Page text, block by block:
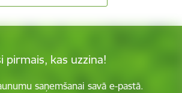
pirmais, kas uzzina!
saņemšanai savā e-pastā.